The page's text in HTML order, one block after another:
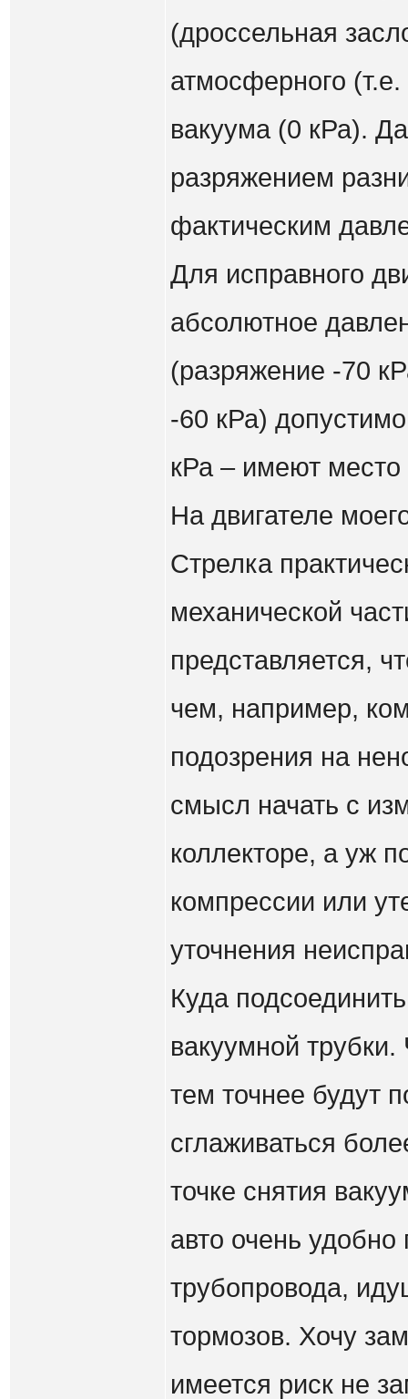
(дроссельная
атмосферного
вакуума (0 кРа).
разряжением
фактическим
Для исправного
абсолютное
(разряжение -70
-60 кРа)
кРа – имеют
На двигателе
Стрелка
механической
представляется,
чем, например,
подозрения на
смысл начать с
коллекторе, а уж
компрессии или
уточнения
Куда
вакуумной
тем точнее будут
сглаживаться
точке снятия
авто очень
трубопровода,
тормозов. Хочу
имеется риск не